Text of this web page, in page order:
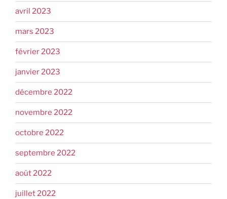
avril 2023
mars 2023
février 2023
janvier 2023
décembre 2022
novembre 2022
octobre 2022
septembre 2022
août 2022
juillet 2022